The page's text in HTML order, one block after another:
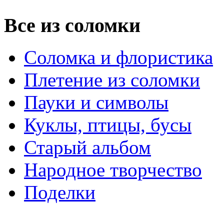
Все из соломки
Соломка и флористика
Плетение из соломки
Пауки и символы
Куклы, птицы, бусы
Старый альбом
Народное творчество
Поделки